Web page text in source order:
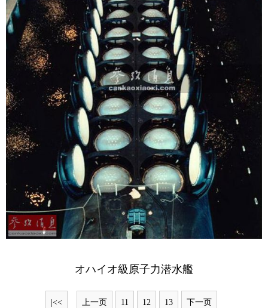
オハイオ級原子力潜水艦
|<< 上一页 11 12 13 下一页